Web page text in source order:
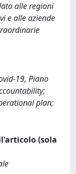
alle regioni
e alle aziende
19, Piano
plan;
(sola